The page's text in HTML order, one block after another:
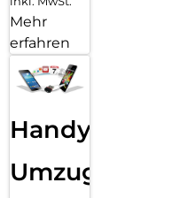
Mehr
erfahren
Handy
Umzug